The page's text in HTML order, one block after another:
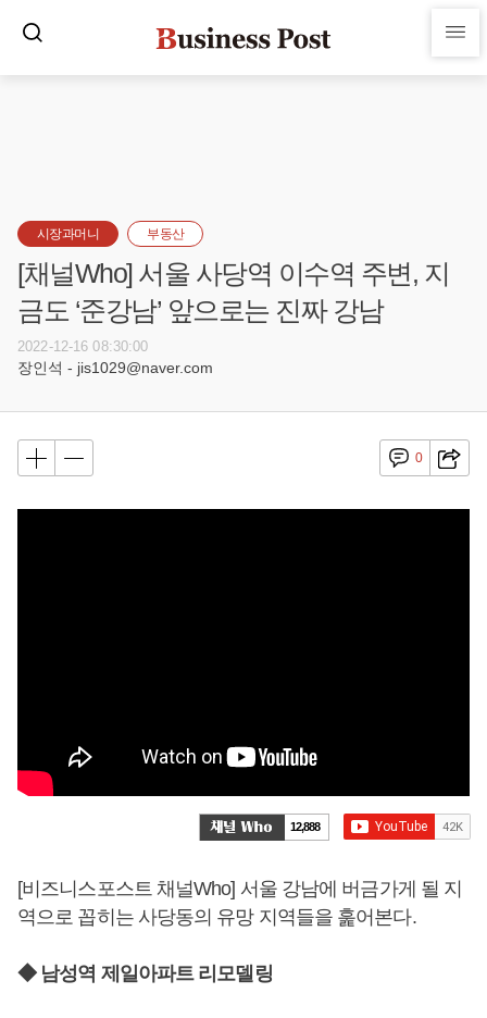
시장과머니 부동산
[채널Who] 서울 사당역 이수역 주변, 지
금도 ‘준강남’ 앞으로는 진짜 강남
2022-12-16 08:30:00
장인석 - jis1029@naver.com
0
12,888
[비즈니스포스트 채널Who] 서울 강남에 버금가게 될 지
역으로 꼽히는 사당동의 유망 지역들을 훑어본다.
◆ 남성역 제일아파트 리모델링